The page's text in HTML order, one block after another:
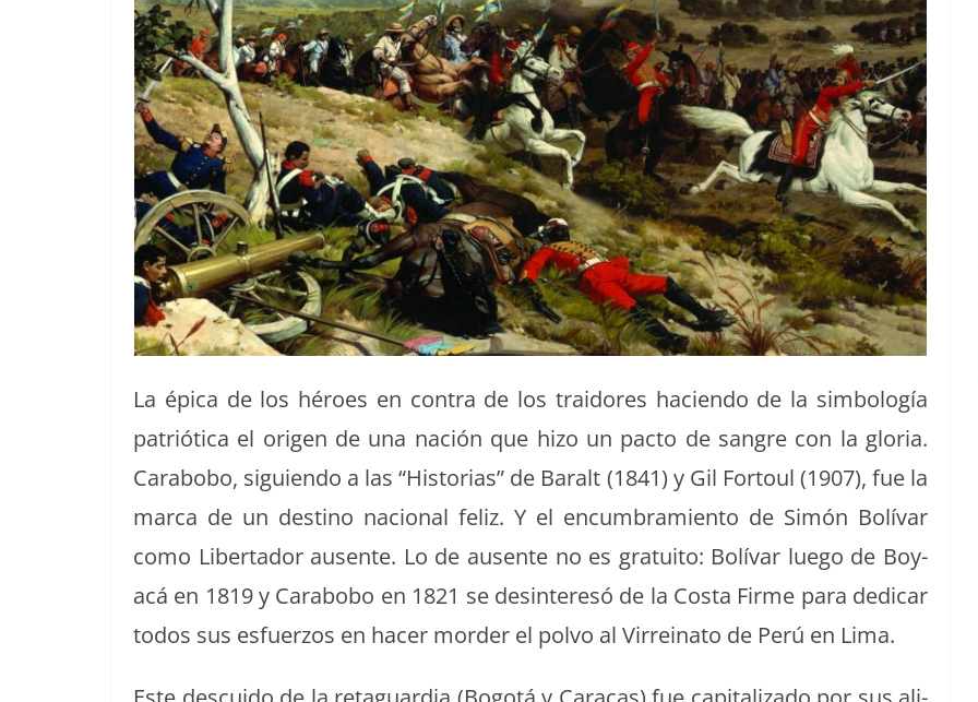
La épi­ca de los héroes en con­tra de los traidores hacien­do de la sim­bología
patrióti­ca el ori­gen de una nación que hizo un pacto de san­gre con la glo­ria.
Carabobo, sigu­ien­do a las “His­to­rias” de Bar­alt (1841) y Gil For­toul (1907), fue la
mar­ca de un des­ti­no nacional feliz. Y el encum­bramien­to de Simón Bolí­var
como Lib­er­ta­dor ausente. Lo de ausente no es gra­tu­ito: Bolí­var luego de Boy­
acá en 1819 y Carabobo en 1821 se desin­teresó de la Cos­ta Firme para dedicar
todos sus esfuer­zos en hac­er morder el pol­vo al Vir­reina­to de Perú en Lima.